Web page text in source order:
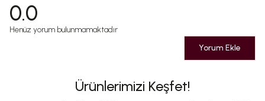
0.0
Henüz yorum bulunmamaktadır
Yorum Ekle
Ürünlerimizi Keşfet!